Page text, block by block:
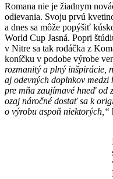
Romana nie je žiadnym
odievania. Svoju prvú
a dnes sa môže popýšiť
World Cup Jasná. Popri
v Nitre sa tak rodáčka z
koníčku v podobe výrobe
rozmanitý a plný inšpirácie,
aj odevných doplnkov
pre mňa zaujímavé hneď od
ozaj náročné dostať sa k
o výrobu aspoň niektorých,“